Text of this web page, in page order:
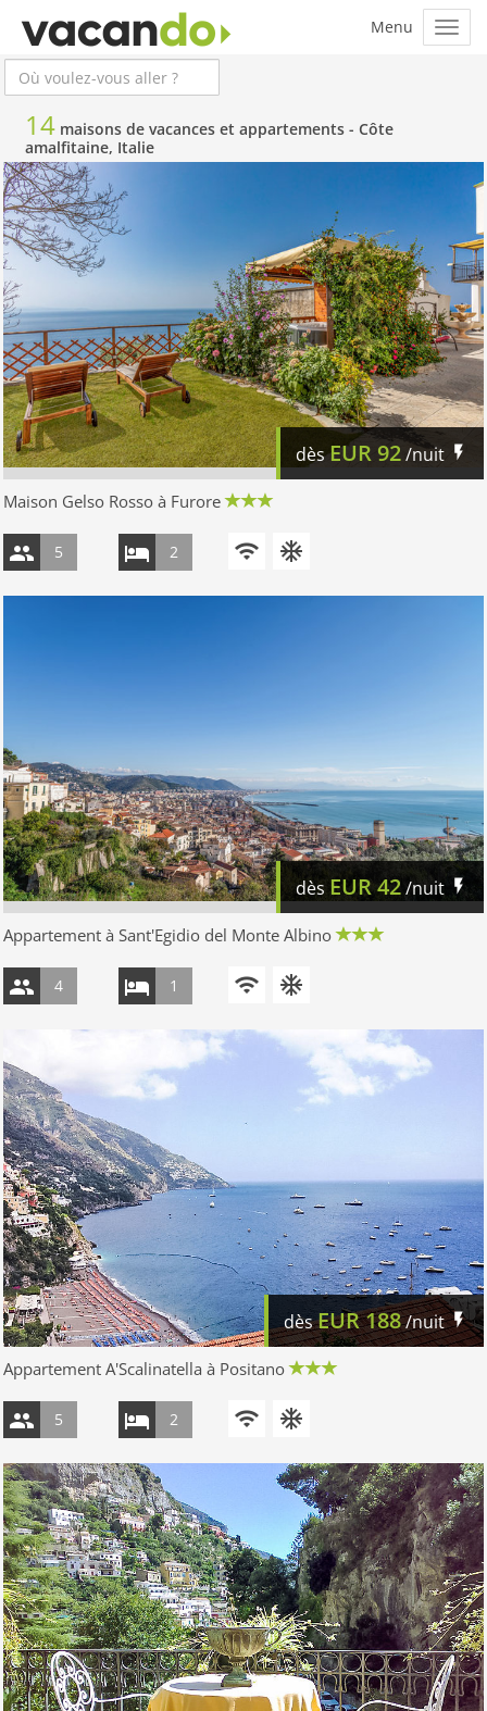
14 maisons de vacances et appartements - Côte
amalfitaine, Italie
dèsEUR 92/nuit
Maison Gelso Rosso à Furore
5 2
dès EUR42/nuit
Appartement à Sant'Egidio del Monte Albino
4 1
dèsEUR188/nuit
Appartement A'Scalinatella à Positano
5 2